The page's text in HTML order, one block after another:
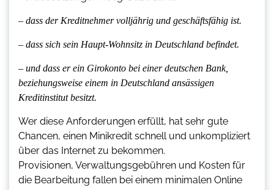
– dass der Kreditnehmer volljährig und geschäftsfähig ist.
– dass sich sein Haupt-Wohnsitz in Deutschland befindet.
– und dass er ein Girokonto bei einer deutschen Bank,
beziehungsweise einem in Deutschland ansässigen
Kreditinstitut besitzt.
Wer diese Anforderungen erfüllt, hat sehr gute
Chancen, einen Minikredit schnell und unkompliziert
über das Internet zu bekommen.
Provisionen, Verwaltungsgebühren und Kosten für
die Bearbeitung fallen bei einem minimalen Online